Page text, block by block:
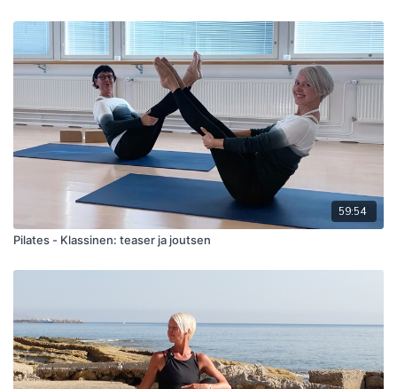
59:54
Pilates - Klassinen: teaser ja joutsen